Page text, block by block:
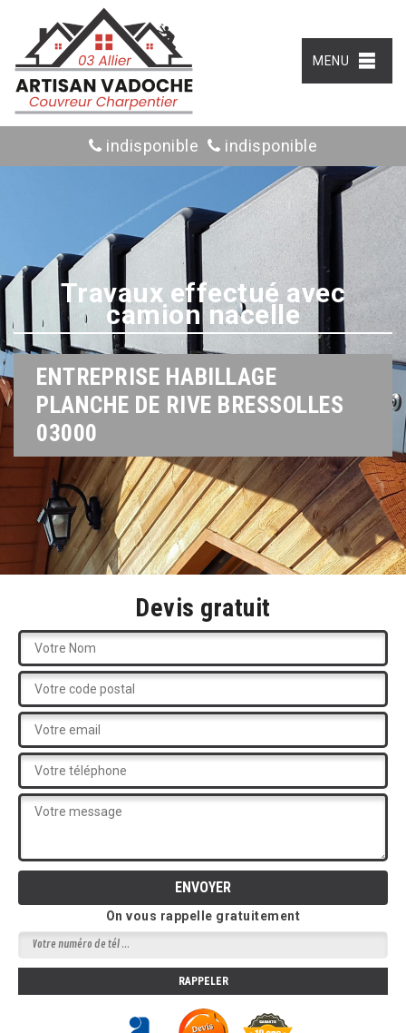
MENU
indisponible indisponible
Travaux effectué avec
camion nacelle
ENTREPRISE HABILLAGE
PLANCHE DE RIVE BRESSOLLES
03000
Devis gratuit
On vous rappelle gratuitement